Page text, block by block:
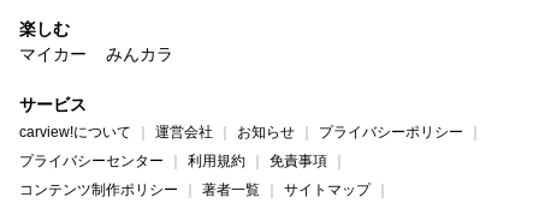
楽しむ
マイカー
みんカラ
サービス
carview!について 運営会社 お知らせ
プライバシーポリシー
プライバシーセンター
利用規約
免責事項
コンテンツ制作ポリシー
著者一覧
サイトマップ